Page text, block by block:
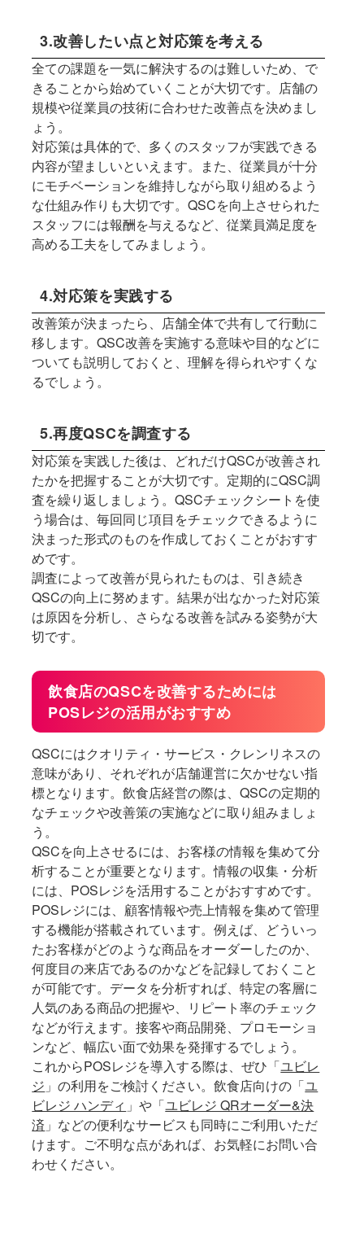
3.改善したい点と対応策を考える
全ての課題を一気に解決するのは難しいため、で
きることから始めていくことが大切です。店舗の
規模や従業員の技術に合わせた改善点を決めまし
ょう。
対応策は具体的で、多くのスタッフが実践できる
内容が望ましいといえます。また、従業員が十分
にモチベーションを維持しながら取り組めるよう
な仕組み作りも大切です。QSCを向上させられた
スタッフには報酬を与えるなど、従業員満足度を
高める工夫をしてみましょう。
4.対応策を実践する
改善策が決まったら、店舗全体で共有して行動に
移します。QSC改善を実施する意味や目的などに
ついても説明しておくと、理解を得られやすくな
るでしょう。
5.再度QSCを調査する
対応策を実践した後は、どれだけQSCが改善され
たかを把握することが大切です。定期的にQSC調
査を繰り返しましょう。QSCチェックシートを使
う場合は、毎回同じ項目をチェックできるように
決まった形式のものを作成しておくことがおすす
めです。
調査によって改善が見られたものは、引き続き
QSCの向上に努めます。結果が出なかった対応策
は原因を分析し、さらなる改善を試みる姿勢が大
切です。
飲食店のQSCを改善するためには
POSレジの活用がおすすめ
QSCにはクオリティ・サービス・クレンリネスの
意味があり、それぞれが店舗運営に欠かせない指
標となります。飲食店経営の際は、QSCの定期的
なチェックや改善策の実施などに取り組みましょ
う。
QSCを向上させるには、お客様の情報を集めて分
析することが重要となります。情報の収集・分析
には、POSレジを活用することがおすすめです。
POSレジには、顧客情報や売上情報を集めて管理
する機能が搭載されています。例えば、どういっ
たお客様がどのような商品をオーダーしたのか、
何度目の来店であるのかなどを記録しておくこと
が可能です。データを分析すれば、特定の客層に
人気のある商品の把握や、リピート率のチェック
などが行えます。接客や商品開発、プロモーショ
ンなど、幅広い面で効果を発揮するでしょう。
これからPOSレジを導入する際は、ぜひ「ユビレ
ジ 」の利用をご検討ください。飲食店向けの「ユ
ビレジ ハンディ 」や「ユビレジ QRオーダー&決
済 」などの便利なサービスも同時にご利用いただ
けます。ご不明な点があれば、お気軽にお問い合
わせください。